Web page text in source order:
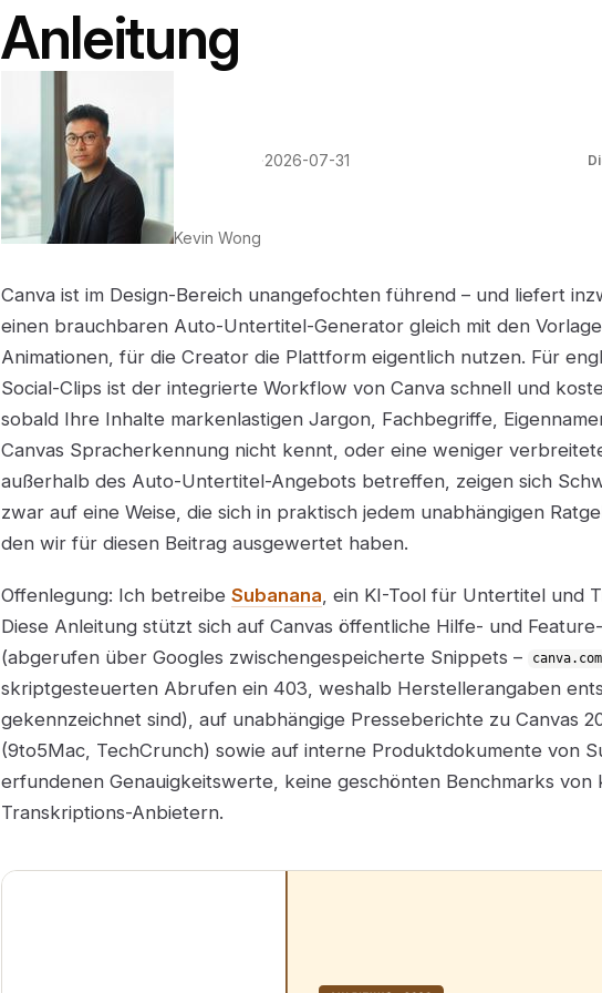
Anleitung
Kevin Wong
·2026-07-31
Canva ist im Design-Bereich unangefochten führend – und liefert
einen brauchbaren Auto-Untertitel-Generator gleich mit den
Animationen, für die Creator die Plattform eigentlich nutzen. Für
Social-Clips ist der integrierte Workflow von Canva schnell und
sobald Ihre Inhalte markenlastigen Jargon, Fachbegriffe,
Canvas Spracherkennung nicht kennt, oder eine weniger
außerhalb des Auto-Untertitel-Angebots betreffen, zeigen sich
zwar auf eine Weise, die sich in praktisch jedem unabhängigen
den wir für diesen Beitrag ausgewertet haben.
Offenlegung: Ich betreibe Subanana , ein KI-Tool für Untertitel und
Diese Anleitung stützt sich auf Canvas öffentliche Hilfe- und
(abgerufen über Googles zwischengespeicherte Snippets –
canva.com
skriptgesteuerten Abrufen ein 403, weshalb Herstellerangaben
gekennzeichnet sind), auf unabhängige Presseberichte zu Canvas
(9to5Mac, TechCrunch) sowie auf interne Produktdokumente von
erfundenen Genauigkeitswerte, keine geschönten Benchmarks
Transkriptions-Anbietern.